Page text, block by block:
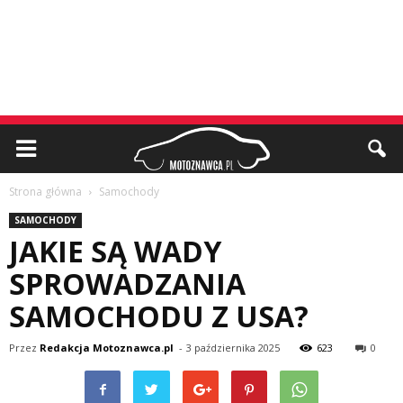
Strona główna Samochody
SAMOCHODY
JAKIE SĄ WADY
SPROWADZANIA
SAMOCHODU Z USA?
Przez Redakcja Motoznawca.pl - 3 października 2025 623 0